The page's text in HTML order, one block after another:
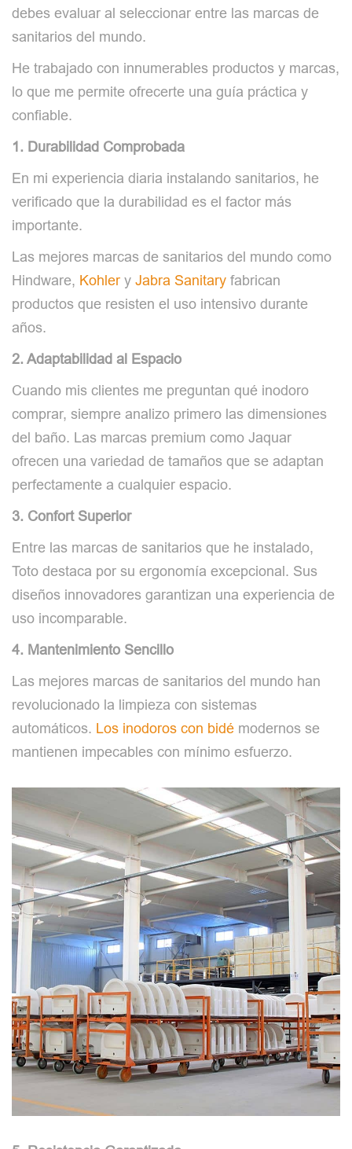
debes evaluar al seleccionar entre las marcas de
sanitarios del mundo.
He trabajado con innumerables productos y marcas,
lo que me permite ofrecerte una guía práctica y
confiable.
1. Durabilidad Comprobada
En mi experiencia diaria instalando sanitarios, he
verificado que la durabilidad es el factor más
importante.
Las mejores marcas de sanitarios del mundo como
Hindware, Kohler y Jabra Sanitary fabrican
productos que resisten el uso intensivo durante
años.
2. Adaptabilidad al Espacio
Cuando mis clientes me preguntan qué inodoro
comprar, siempre analizo primero las dimensiones
del baño. Las marcas premium como Jaquar
ofrecen una variedad de tamaños que se adaptan
perfectamente a cualquier espacio.
3. Confort Superior
Entre las marcas de sanitarios que he instalado,
Toto destaca por su ergonomía excepcional. Sus
diseños innovadores garantizan una experiencia de
uso incomparable.
4. Mantenimiento Sencillo
Las mejores marcas de sanitarios del mundo han
revolucionado la limpieza con sistemas
automáticos. Los inodoros con bidé modernos se
mantienen impecables con mínimo esfuerzo.